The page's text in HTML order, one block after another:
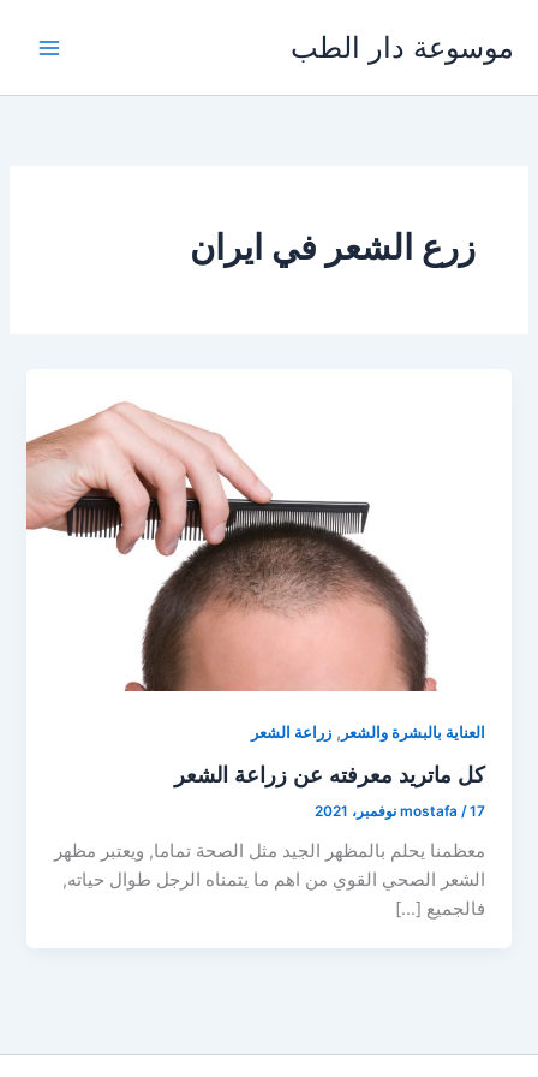
المحتوى
موسوعة دار الطب
زرع الشعر في ايران
العناية بالبشرة والشعر ,زراعة الشعر
كل ماتريد معرفته عن زراعة الشعر
mostafa /17 نوفمبر، 2021
معظمنا يحلم بالمظهر الجيد مثل الصحة تماما, ويعتبر مظهر
الشعر الصحي القوي من اهم ما يتمناه الرجل طوال حياته,
فالجميع […]